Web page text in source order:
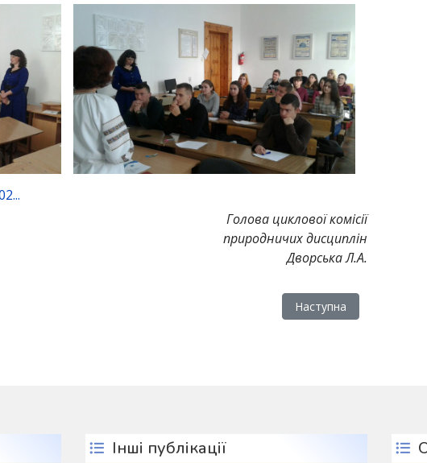
Голова циклової комісії
природничих дисциплін
Дворська Л.А.
Станіслав Ніколаєнко та голова наглядової ради Микола Томенко
Наступна стаття:
Наступна
Інші публікації